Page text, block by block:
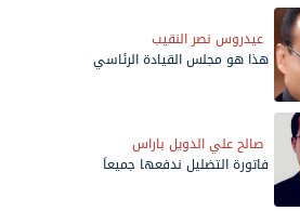
عيدروس نصر النقيب
هذا هو مجلس القيادة الرئاسي
صالح علي الدويل باراس
فاتورة التضليل ندفعها جميعاً